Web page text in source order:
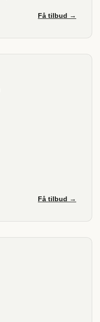
Få tilbud →
Få tilbud →